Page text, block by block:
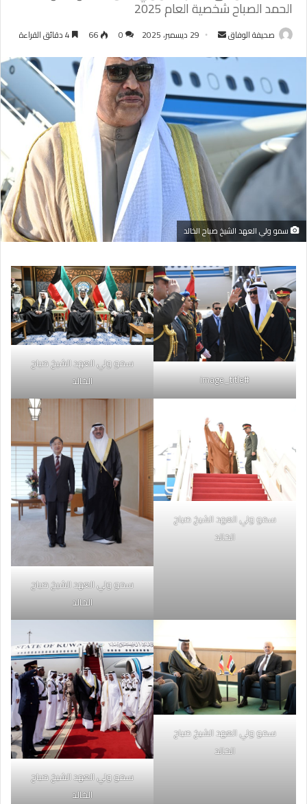
الحمد الصباح شخصية العام 2025
صحيفة الوفاق
أرسل 29 ديسمبر، 2025 0
66
سمو ولي العهد الشيخ صباح الخالد
#image_title
سمو ولي العهد الشيخ صباح
الخالد
سمو ولي العهد الشيخ صباح
الخالد
سمو ولي العهد الشيخ صباح
الخالد
سمو ولي العهد الشيخ صباح
الخالد
سمو ولي العهد الشيخ صباح
الخالد